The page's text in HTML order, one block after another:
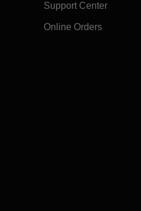
Support Center
Online Orders